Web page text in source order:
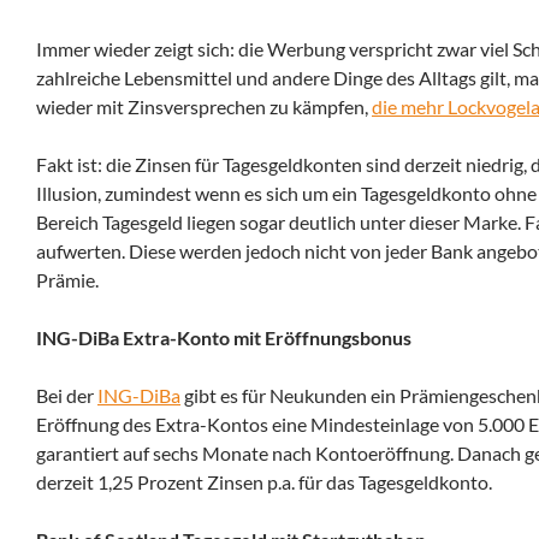
Immer wieder zeigt sich: die Werbung verspricht zwar viel
zahlreiche Lebensmittel und andere Dinge des Alltags gilt,
wieder mit Zinsversprechen zu kämpfen,die mehr
Fakt ist: die Zinsen für Tagesgeldkonten sind derzeit
Illusion, zumindest wenn es sich um ein Tagesgeldkonto
Bereich Tagesgeld liegen sogar deutlich unter dieser Marke.
aufwerten. Diese werden jedoch nicht von jeder Bank
Prämie.
ING-DiBa Extra-Konto mit Eröffnungsbonus
Bei der ING-DiBagibt es für Neukunden ein
Eröffnung des Extra-Kontos eine Mindesteinlage von 5.000
garantiert auf sechs Monate nach Kontoeröffnung. Danach
derzeit 1,25 Prozent Zinsen p.a. für das Tagesgeldkonto.